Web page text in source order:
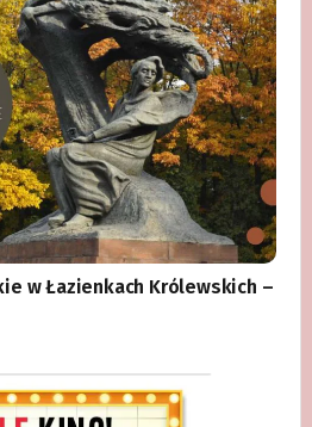
w Łazienkach Królewskich –